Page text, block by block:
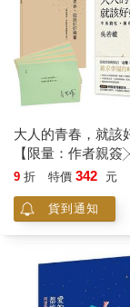
起嘴角，抿著千萬
滋味，任由燙口的
也能明白這簡簡單
華，是一場最靠近
寞，以及想要分享
在這個家裡，從小
「啡」比尋常。
不只靠味覺，
大人的青春，就該
【限量：作者親
生金句卡＋特製時
足
9 折 特價 342 元
貨到通知